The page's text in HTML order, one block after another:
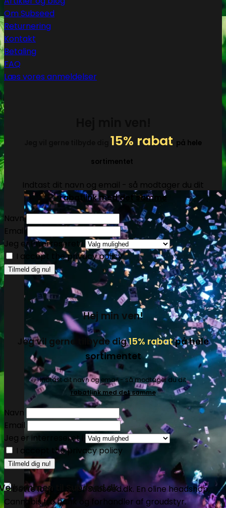
Om Subseed
Returnering
Kontakt
Betaling
FAQ
Læs vores anmeldelser
15% rabat på hele
sortimentet
Indtast dit navn og email - så modtager du dit
rabatlink med det samme
Navn
Email
Jeg er interreseret i
I accept the privacy policy
Hej min ven!
Jeg vil gerne tilbyde dig15% rabatpå hele
sortimentet
Indtast dit navn og email - så modtager du dit
rabatlink med det samme
Navn
Email
Jeg er interreseret i
I accept the privacy policy
til Subseed.dk